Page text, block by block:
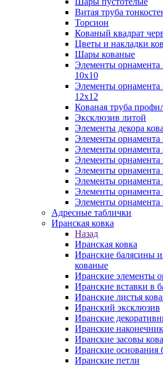
Витая труба
Торсион
Кованый квадрат
Цветы и накладки
Шары кованые
Элементы орнамента
10х10
Элементы орнамента
12х12
Кованая труба
Эксклюзив литой
Элементы декора
Элементы орнамента
Элементы орнамента
Элементы орнамента
Элементы орнамента
Элементы орнамента
Элементы орнамента
Элементы орнамента
Адресные таблички
Иранская ковка
Назад
Иранская ковка
Иранские балясины
кованые
Иранские элементы
Иранские вставки в
Иранские листья
Иранский эксклюзив
Иранские
Иранские
Иранские засовы
Иранские основания
Иранские петли